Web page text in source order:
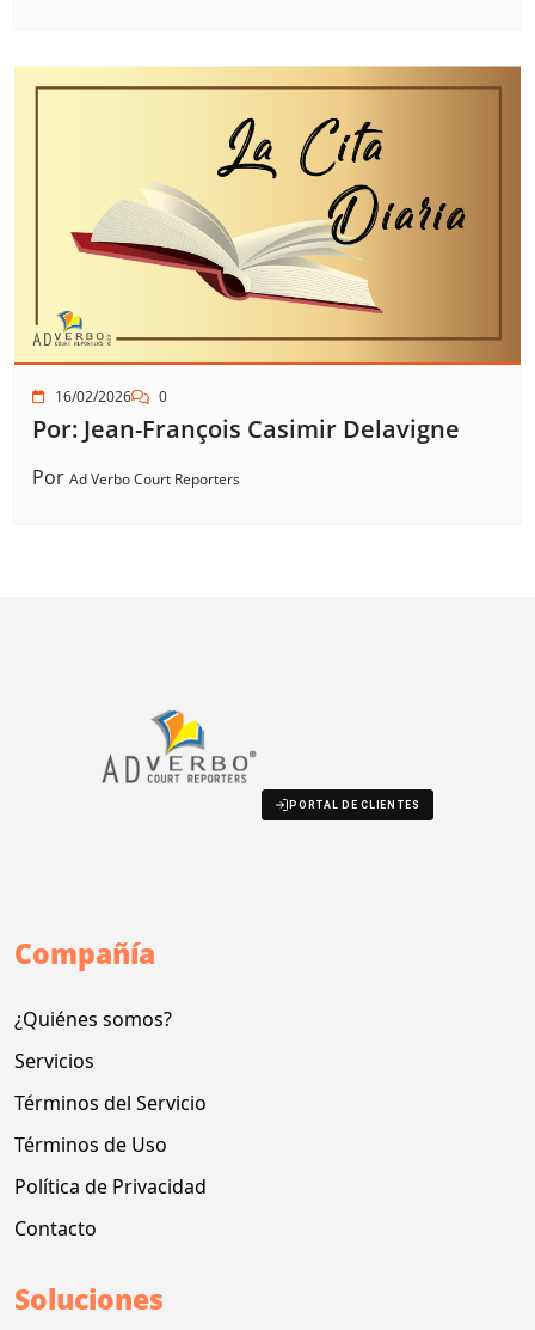
16/02/2026 0
Por: Jean-François Casimir Delavigne
Por Ad Verbo Court Reporters
PORTAL DE CLIENTES
Compañía
¿Quiénes somos?
Servicios
Términos del Servicio
Términos de Uso
Política de Privacidad
Contacto
Soluciones